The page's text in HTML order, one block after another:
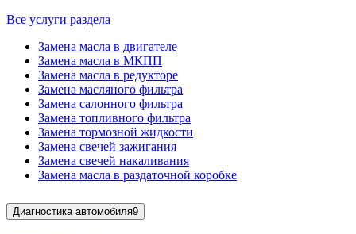
Все услуги раздела
Замена масла в двигателе
Замена масла в МКПП
Замена масла в редукторе
Замена масляного фильтра
Замена салонного фильтра
Замена топливного фильтра
Замена тормозной жидкости
Замена свечей зажигания
Замена свечей накаливания
Замена масла в раздаточной коробке
Диагностика автомобиля9